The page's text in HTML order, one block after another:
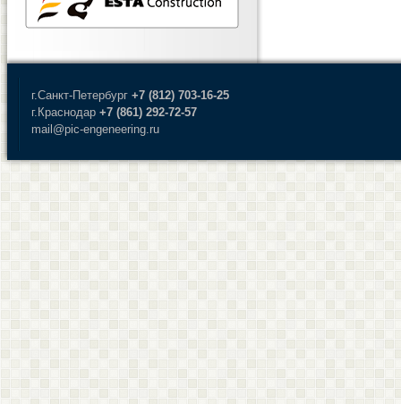
г.Санкт-Петербург +7 (812) 703-16-25
г.Краснодар +7 (861) 292-72-57
mail@pic-engeneering.ru